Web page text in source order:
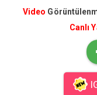
Video
Canlı